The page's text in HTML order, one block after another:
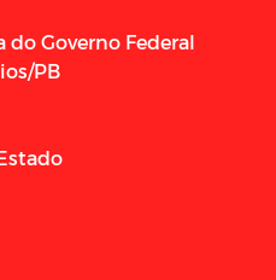
do Governo Federal
PB